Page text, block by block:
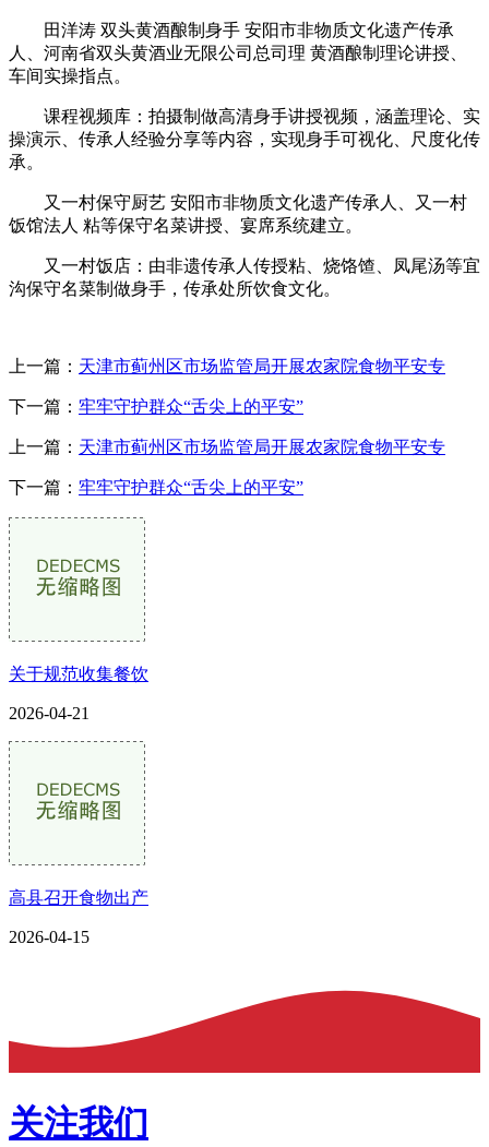
田洋涛 双头黄酒酿制身手 安阳市非物质文化遗产传承
人、河南省双头黄酒业无限公司总司理 黄酒酿制理论讲授、
车间实操指点。
‌课程视频库‌：拍摄制做高清身手讲授视频，涵盖理论、实
操演示、传承人经验分享等内容，实现身手可视化、尺度化传
承。
又一村保守厨艺 安阳市非物质文化遗产传承人、又一村
饭馆法人 粘等保守名菜讲授、宴席系统建立。
又一村饭店：由非遗传承人传授粘、烧饹馇、凤尾汤等宜
沟保守名菜制做身手，传承处所饮食文化。
上一篇： 天津市蓟州区市场监管局开展农家院食物平安专
下一篇： 牢牢守护群众“舌尖上的平安”
上一篇： 天津市蓟州区市场监管局开展农家院食物平安专
下一篇： 牢牢守护群众“舌尖上的平安”
关于规范收集餐饮
2026-04-21
高县召开食物出产
2026-04-15
关注我们